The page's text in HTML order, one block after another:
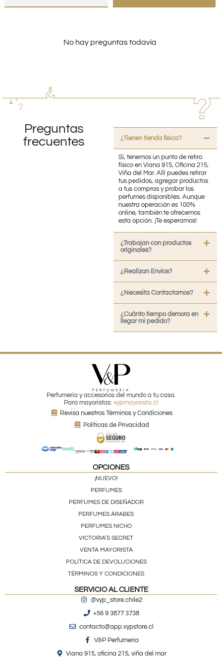
No hay preguntas todavía
Preguntas
frecuentes
¿Tienen tienda fisica?
Sí, tenemos un punto de retiro
físico en Viana 915, Oficina 215,
Viña del Mar. Allí puedes retirar
tus pedidos, agregar productos
a tus compras y probar los
perfumes disponibles. Aunque
nuestra operación es 100%
online, también te ofrecemos
esta opción. ¡Te esperamos!
¿Trabajan con productos
originales?
¿Realizan Envíos?
¿Necesita Contactarnos?
¿Cuánto tiempo demora en
llegar mi pedido?
Perfumería y accesorios del mundo a tu casa.
Para mayoristas: vypmayorista.cl
Revisa nuestros Términos y Condiciones
Políticas de Privacidad
OPCIONES
¡NUEVO!
PERFUMES
PERFUMES DE DISEÑADOR
PERFUMES ÁRABES
PERFUMES NICHO
VICTORIA’S SECRET
VENTA MAYORISTA
POLÍTICA DE DEVOLUCIONES
TÉRMINOS Y CONDICIONES
SERVICIO AL CLIENTE
@vyp_store.chile2
+56 9 3877 3738
contacto@app.vypstore.cl
V&P Perfumeria
Viana 915, oficina 215, viña del mar